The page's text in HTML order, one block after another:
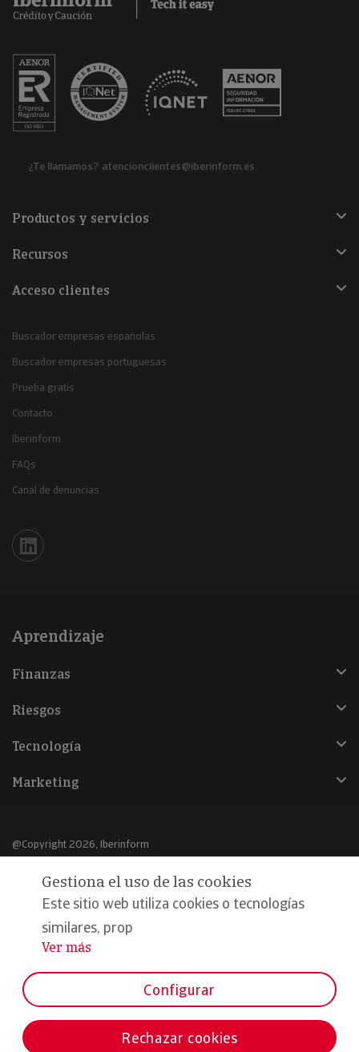
¿Te llamamos? atencionclientes@iberinform.es
Productos y servicios
Recursos
Acceso clientes
Buscador empresas españolas
Buscador empresas portuguesas
Prueba gratis
Contacto
Iberinform
FAQs
Canal de denuncias
Iberinform en Linkedin
Aprendizaje
Finanzas
Riesgos
Tecnología
Marketing
@Copyright 2026, Iberinform
Aviso legal
Política de cookies
Declaración de privacidad
Formamos parte de:
Gestiona el uso de las cookies
Este sitio web utiliza cookies o tecnologías
similares, prop
...
Ver más
Configurar
Rechazar cookies